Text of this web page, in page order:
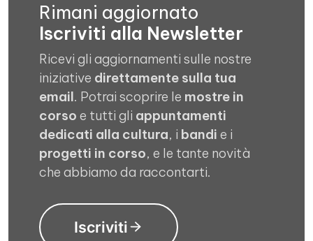
Rimani aggiornato
Iscriviti alla Newsletter
Ricevi gli aggiornamenti sulle nostre
iniziative direttamente sulla tua
email. Potrai scoprire le mostre in
corso e tutti gli appuntamenti
dedicati alla cultura, i bandi e i
progetti in corso, e le tante novità
che abbiamo da raccontarti.
Iscriviti